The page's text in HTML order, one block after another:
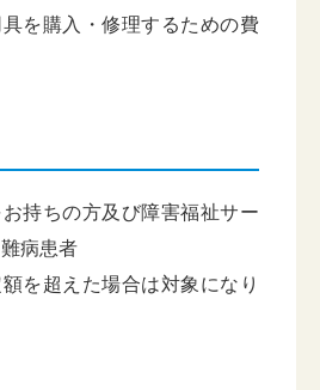
を購入・修理するための費
持ちの方及び障害福祉サー
病患者
を超えた場合は対象になり